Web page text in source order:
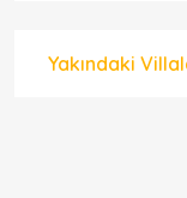
Yakındaki